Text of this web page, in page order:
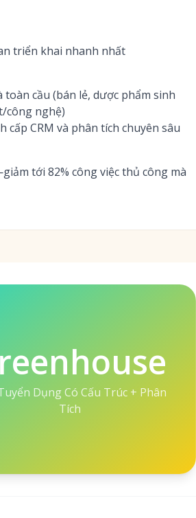
triển khai nhanh nhất
cầu (bán lẻ, dược phẩm sinh
công nghệ)
CRM và phân tích chuyên sâu
tới 82% công việc thủ công mà
Dụng Có Cấu Trúc + Phân
Tích